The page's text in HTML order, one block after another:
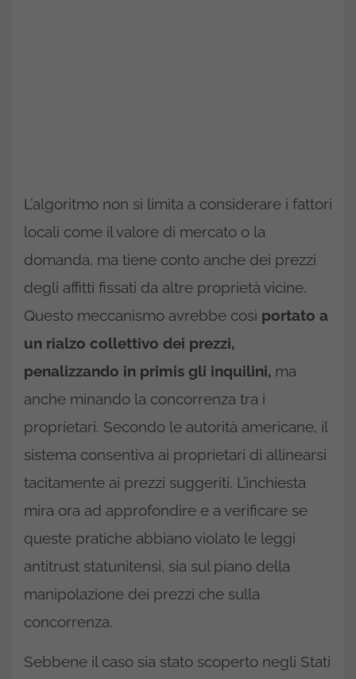
L’algoritmo non si limita a considerare i fattori
locali come il valore di mercato o la
domanda, ma tiene conto anche dei prezzi
degli affitti fissati da altre proprietà vicine.
Questo meccanismo avrebbe così portato a
un rialzo collettivo dei prezzi,
penalizzando in primis gli inquilini, ma
anche minando la concorrenza tra i
proprietari. Secondo le autorità americane, il
sistema consentiva ai proprietari di allinearsi
tacitamente ai prezzi suggeriti. L’inchiesta
mira ora ad approfondire e a verificare se
queste pratiche abbiano violato le leggi
antitrust statunitensi, sia sul piano della
manipolazione dei prezzi che sulla
concorrenza.
Sebbene il caso sia stato scoperto negli Stati